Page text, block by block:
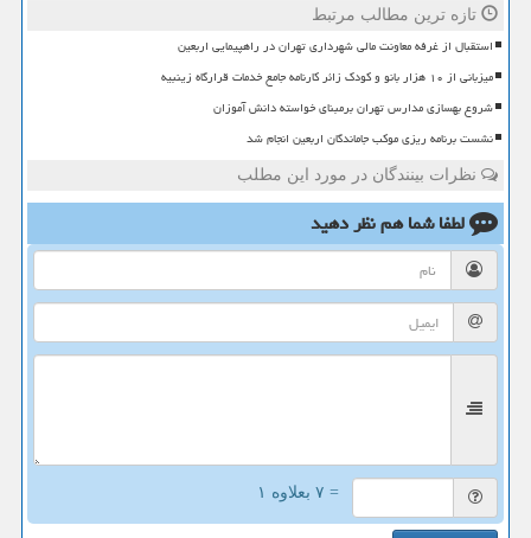
تازه ترین مطالب مرتبط
استقبال از غرفه معاونت مالی شهرداری تهران در راهپیمایی اربعین
میزبانی از ۱۰ هزار بانو و کودک زائر کارنامه جامع خدمات قرارگاه زینبیه
شروع بهسازی مدارس تهران برمبنای خواسته دانش آموزان
نشست برنامه ریزی موکب جاماندگان اربعین انجام شد
نظرات بینندگان در مورد این مطلب
لطفا شما همنظر دهید
= ۷ بعلاوه ۱